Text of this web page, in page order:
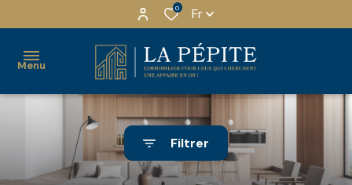
0 Fr
Menu
ACHETER
MAISONS
LOUER
LOCATION
QUI
Filtrer